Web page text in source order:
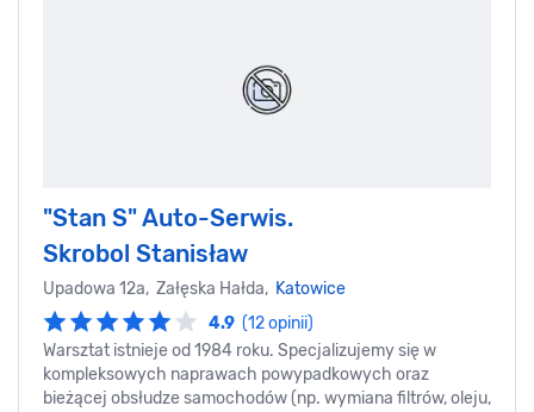
"Stan S" Auto-Serwis.
Skrobol Stanisław
Upadowa 12a, Załęska Hałda, Katowice
4.9 (12 opinii)
Warsztat istnieje od 1984 roku. Specjalizujemy się w
kompleksowych naprawach powypadkowych oraz
bieżącej obsłudze samochodów (np. wymiana filtrów, oleju,